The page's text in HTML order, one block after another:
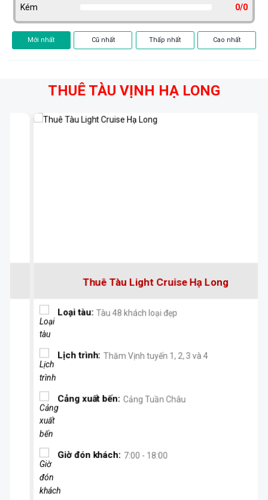
Kém
0/0
Mới nhất Cũ nhất Thấp nhất Cao nhất
THUÊ TÀU VỊNH HẠ LONG
Thuê Tàu Light Cruise Hạ Long
Loại tàu: Tàu 48 khách loại đẹp
Lịch trình: Thăm Vịnh tuyến 1, 2, 3 và 4
Cảng xuất bến: Cảng Tuần Châu
Giờ đón khách: 7:00 - 18:00